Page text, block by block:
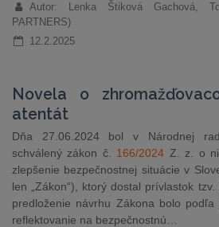
Autor: Lenka Štiková Gachová,
PARTNERS)
12.2.2025
Novela o
atentát
Dňa 27.06.2024 bol v Národnej
schválený zákon č. 166/2024 Z. z. o
zlepšenie bezpečnostnej situácie v
len „Zákon“), ktorý dostal prívlastok
predloženie návrhu Zákona bolo podľa
reflektovanie na bezpečnostnú…